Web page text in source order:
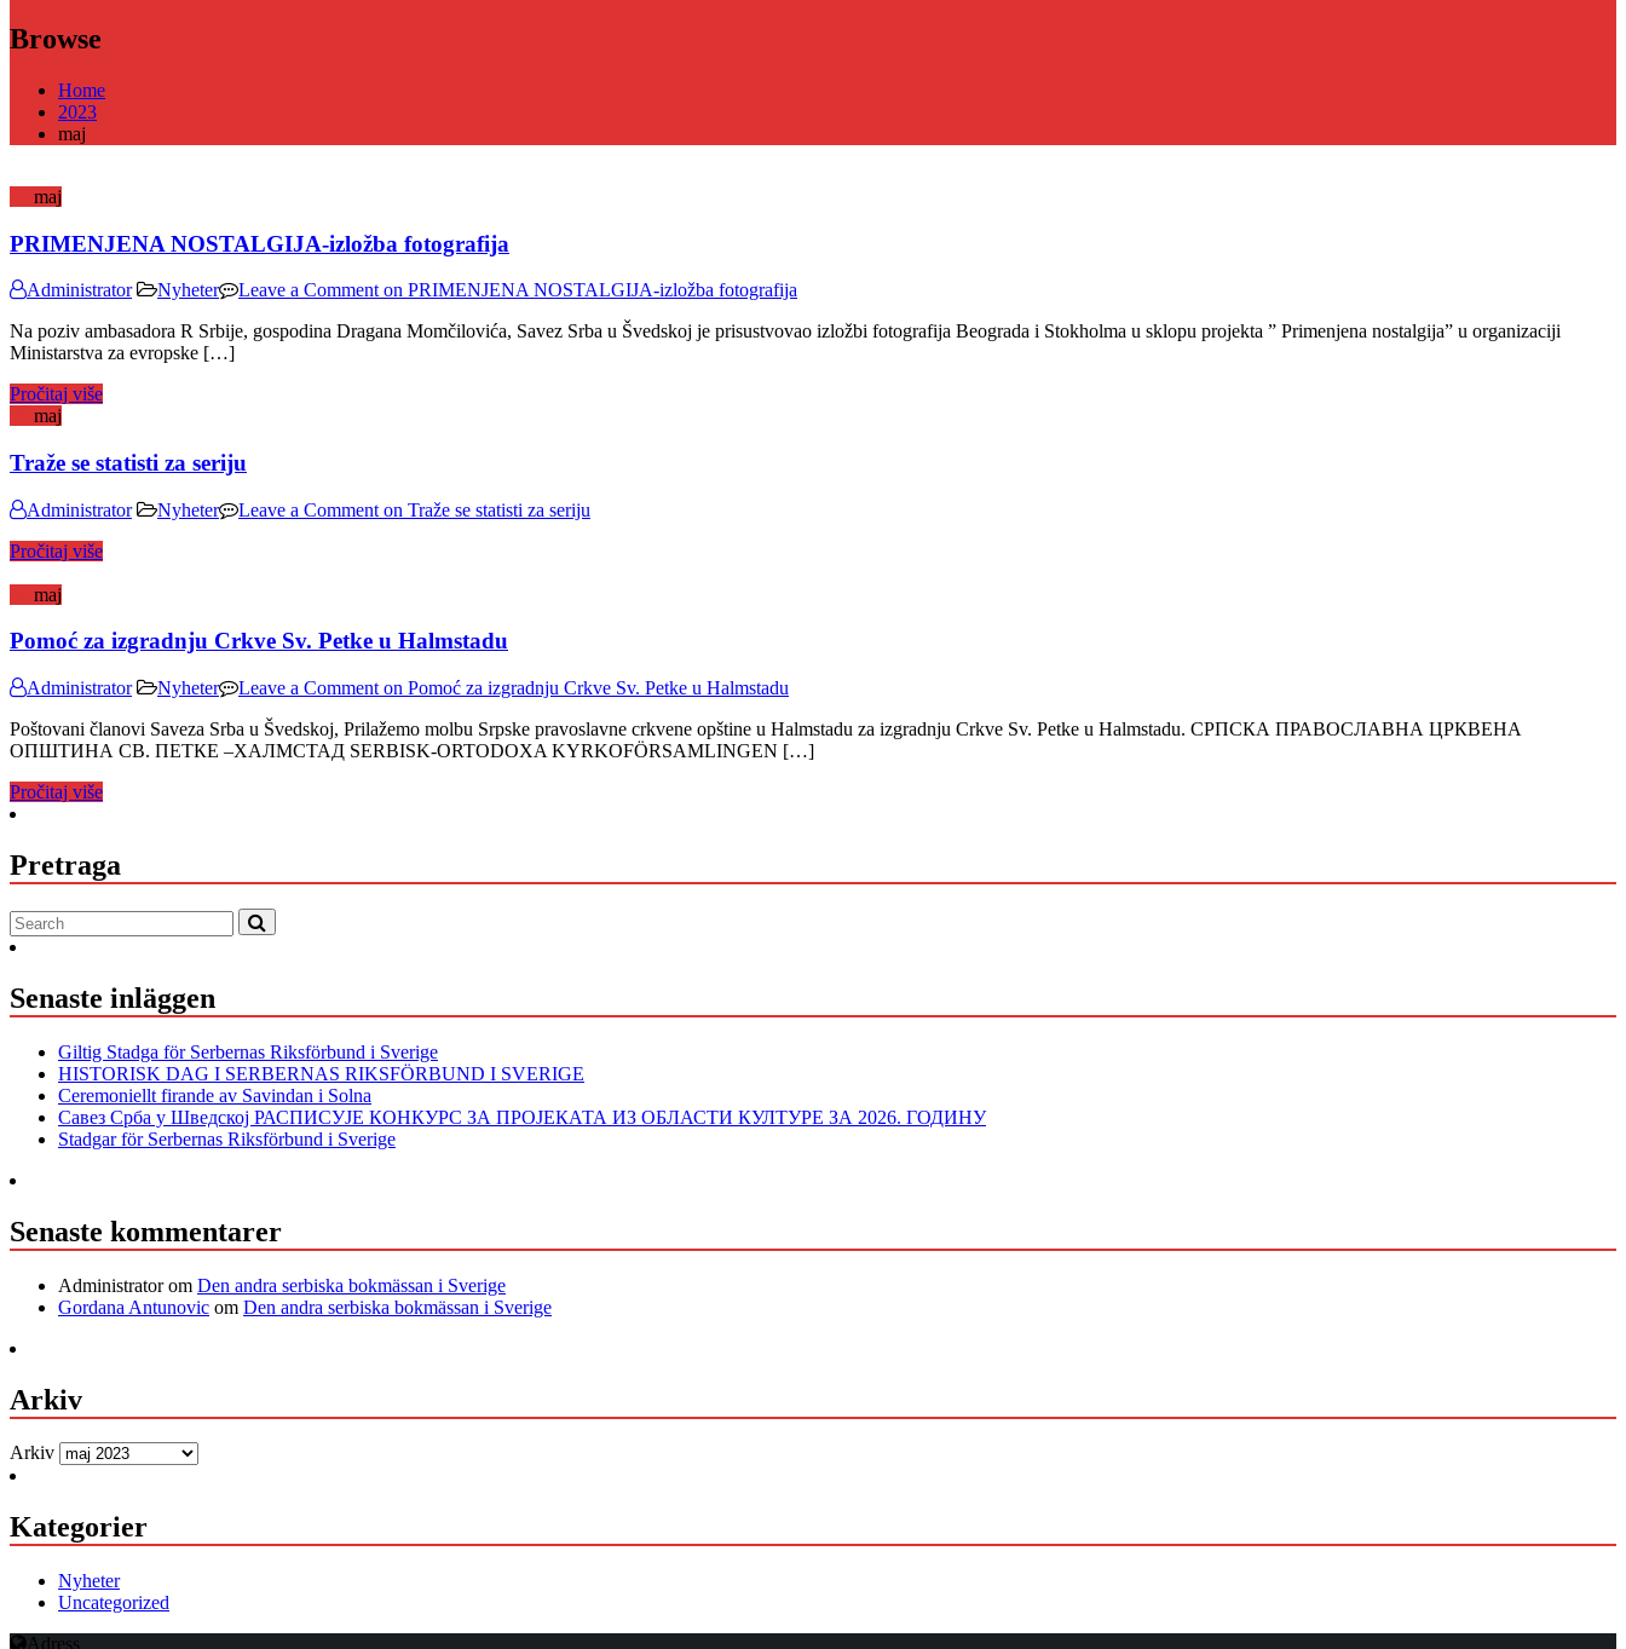
Browse
Home
2023
maj
maj
PRIMENJENA NOSTALGIJA-izložba fotografija
Administrator Nyheter Leave a Comment on PRIMENJENA NOSTALGIJA-izložba fotografija
Na poziv ambasadora R Srbije, gospodina Dragana Momčilovića, Savez Srba u Švedskoj je prisustvovao izložbi fotografija Beograda i Stokholma u sklopu projekta ” Primenjena nostalgija” u organizaciji
Ministarstva za evropske […]
Pročitaj više
maj
Traže se statisti za seriju
Administrator Nyheter Leave a Comment on Traže se statisti za seriju
Pročitaj više
maj
Pomoć za izgradnju Crkve Sv. Petke u Halmstadu
Administrator Nyheter Leave a Comment on Pomoć za izgradnju Crkve Sv. Petke u Halmstadu
Poštovani članovi Saveza Srba u Švedskoj, Prilažemo molbu Srpske pravoslavne crkvene opštine u Halmstadu za izgradnju Crkve Sv. Petke u Halmstadu. СРПСКА ПРАВОСЛАВНА ЦРКВЕНА
ОПШТИНА СВ. ПЕТКЕ –ХАЛМСТАД SERBISK-ORTODOXA KYRKOFÖRSAMLINGEN […]
Pročitaj više
Pretraga
Senaste inläggen
Giltig Stadga för Serbernas Riksförbund i Sverige
HISTORISK DAG I SERBERNAS RIKSFÖRBUND I SVERIGE
Ceremoniellt firande av Savindan i Solna
Савез Срба у Шведској РАСПИСУЈЕ КОНКУРС ЗА ПРОЈЕКАТА ИЗ ОБЛАСТИ КУЛТУРЕ ЗА 2026. ГОДИНУ
Stadgar för Serbernas Riksförbund i Sverige
Senaste kommentarer
Administratorom Den andra serbiska bokmässan i Sverige
Gordana Antunovic om Den andra serbiska bokmässan i Sverige
Arkiv
Arkiv
Kategorier
Nyheter
Uncategorized
Adress